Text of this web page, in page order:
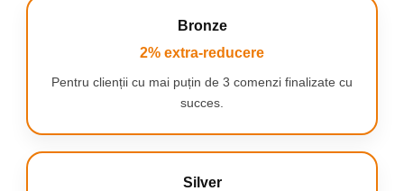
Containere care se încuie
Impermeabil
Usor de intretinut
Bronze
2% extra-reducere
Pentru clienții cu mai puțin de 3 comenzi finalizate cu
succes.
Silver